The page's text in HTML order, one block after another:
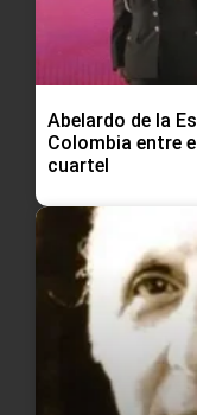
Abelardo de la
Colombia entre
cuartel